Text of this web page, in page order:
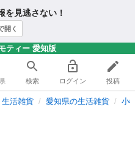
を見逃さない！
開く
ティー 愛知版
検索 ログイン 投稿
生活雑貨 愛知県の生活雑貨 小